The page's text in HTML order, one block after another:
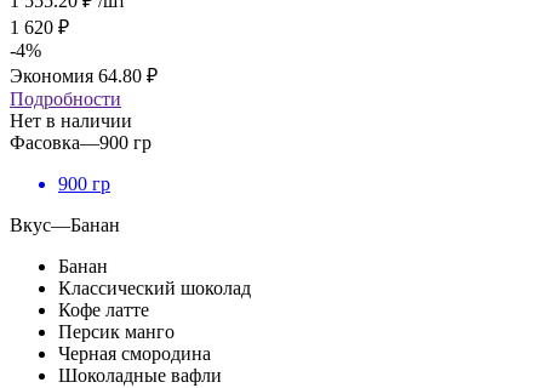
1 620 ₽
-4%
Экономия 64.80 ₽
Подробности
Нет в наличии
Фасовка—900 гр
900 гр
Вкус—Банан
Банан
Классический шоколад
Кофе латте
Персик манго
Черная смородина
Шоколадные вафли